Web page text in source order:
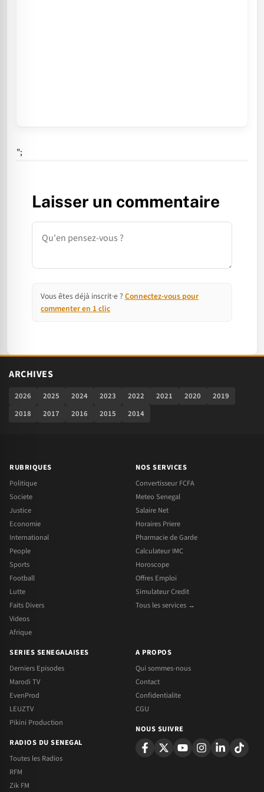
";
Laisser un commentaire
Commentaire
Vous êtes déjà inscrit·e ? Connectez-vous pour
commenter en 1 clic
ARCHIVES
2026 2025 2024 2023 2022 2021 2020
2019
2018
2017 2016 2015 2014
RUBRIQUES
Politique
Societe
Justice
Economie
International
People
Sports
Football
Lutte
Faits Divers
Videos
Afrique
NOS SERVICES
Convertisseur FCFA
Meteo Senegal
Salaire Net
Horaires Priere
Pharmacie de Garde
Calculateur IMC
Horoscope
Offres Emploi
Simulateur Credit
Tous les services →
SERIES SENEGALAISES
Derniers Episodes
Marodi TV
EvenProd
LEUZTV
Pikini Production
RADIOS DU SENEGAL
Toutes les Radios
RFM
Zik FM
A PROPOS
Qui sommes-nous
Contact
Confidentialite
CGU
NOUS SUIVRE